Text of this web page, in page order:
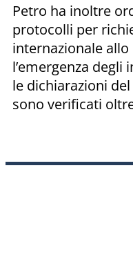
Petro ha inoltre
protocolli per
internazionale
l’emergenza degli
le dichiarazioni
sono verificati